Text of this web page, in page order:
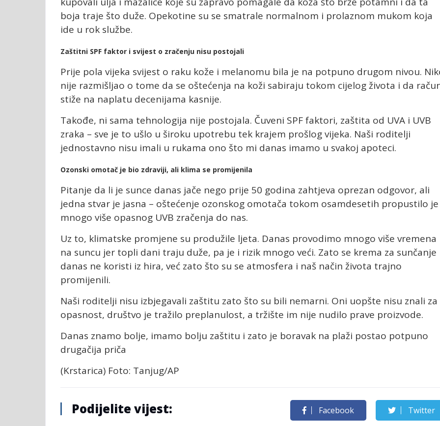
boja traje što duže. Opekotine su se smatrale normalnom i prolaznom mukom koja
ide u rok službe.
Zaštitni SPF faktor i svijest o zračenju nisu postojali
Prije pola vijeka svijest o raku kože i melanomu bila je na potpuno drugom nivou.
nije razmišljao o tome da se oštećenja na koži sabiraju tokom cijelog života i da
stiže na naplatu decenijama kasnije.
Takođe, ni sama tehnologija nije postojala. Čuveni SPF faktori, zaštita od UVA i UVB
zraka – sve je to ušlo u široku upotrebu tek krajem prošlog vijeka. Naši roditelji
jednostavno nisu imali u rukama ono što mi danas imamo u svakoj apoteci.
Ozonski omotač je bio zdraviji, ali klima se promijenila
Pitanje da li je sunce danas jače nego prije 50 godina zahtjeva oprezan odgovor, ali
jedna stvar je jasna – oštećenje ozonskog omotača tokom osamdesetih propustilo je
mnogo više opasnog UVB zračenja do nas.
Uz to, klimatske promjene su produžile ljeta. Danas provodimo mnogo više vremena
na suncu jer topli dani traju duže, pa je i rizik mnogo veći. Zato se krema za sunčanje
danas ne koristi iz hira, već zato što su se atmosfera i naš način života trajno
promijenili.
Naši roditelji nisu izbjegavali zaštitu zato što su bili nemarni. Oni uopšte nisu znali za
opasnost, društvo je tražilo preplanulost, a tržište im nije nudilo prave proizvode.
Danas znamo bolje, imamo bolju zaštitu i zato je boravak na plaži postao potpuno
drugačija priča
(Krstarica) Foto: Tanjug/AP
Podijelite vijest: Facebook Twitter